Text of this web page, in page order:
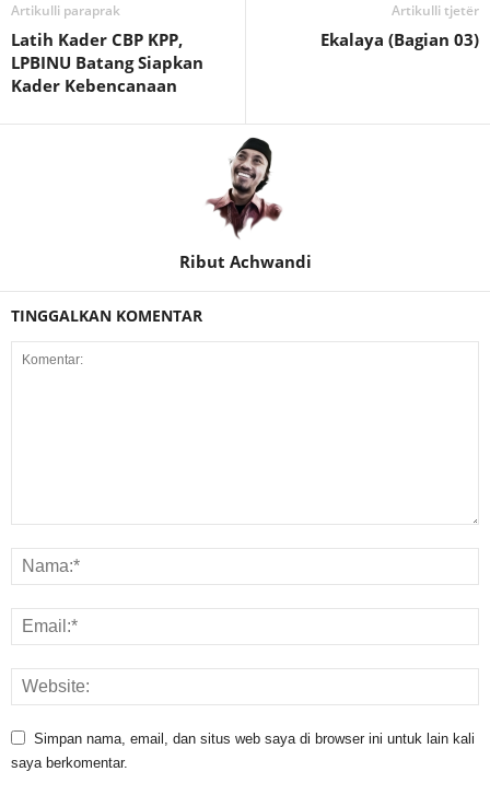
Artikulli paraprak
Latih Kader CBP KPP,
LPBINU Batang Siapkan
Kader Kebencanaan
Artikulli tjetër
Ekalaya (Bagian 03)
Ribut Achwandi
TINGGALKAN KOMENTAR
Simpan nama, email, dan situs web saya di browser ini untuk lain kali
saya berkomentar.